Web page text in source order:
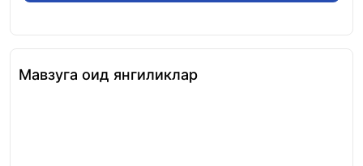
Мавзуга оид янгиликлар